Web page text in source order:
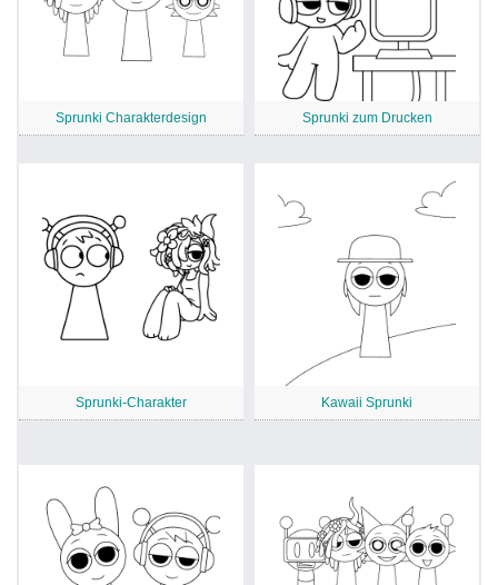
Sprunki Charakterdesign Sprunki zum Drucken
Sprunki-Charakter Kawaii Sprunki